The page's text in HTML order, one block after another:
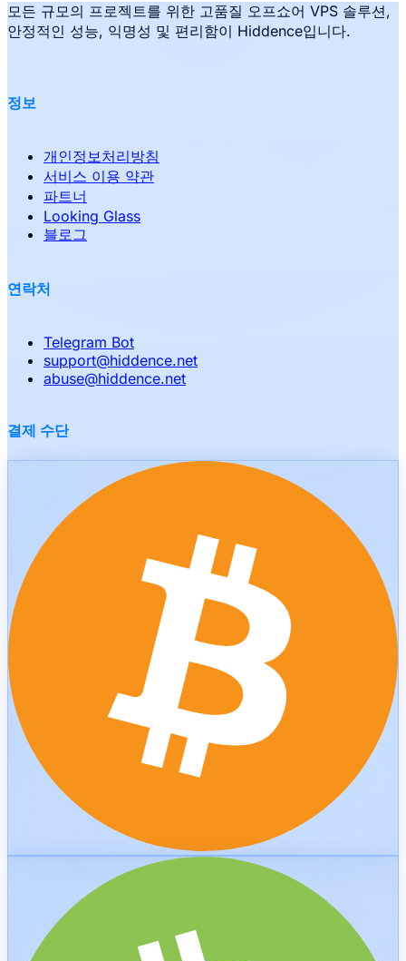
모든 규모의 프로젝트를 위한 고품질 오프쇼어 VPS 솔루션,
안정적인 성능, 익명성 및 편리함이 Hiddence입니다.
정보
개인정보처리방침
서비스 이용 약관
파트너
Looking Glass
블로그
연락처
Telegram Bot
support@hiddence.net
abuse@hiddence.net
결제 수단